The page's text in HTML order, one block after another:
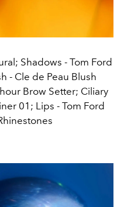
Shadows - Tom Ford
- Cle de Peau Blush
Brow Setter; Ciliary
01; Lips - Tom Ford